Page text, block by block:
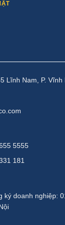
Lĩnh Nam, P. Vĩnh
5555
181
ký doanh nghiệp: